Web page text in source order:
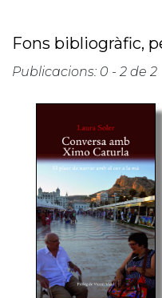
Fons bibliogràfic,
Publicacions: 0 - 2 de 2